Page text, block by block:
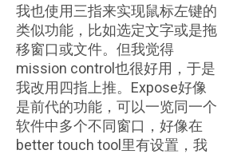
我也使用三指来实现鼠标左键的
类似功能，比如选定文字或是拖
移窗口或文件。但我觉得
mission control也很好用，于是
我改用四指上推。Expose好像
是前代的功能，可以一览同一个
软件中多个不同窗口，好像在
better touch tool里有设置，我